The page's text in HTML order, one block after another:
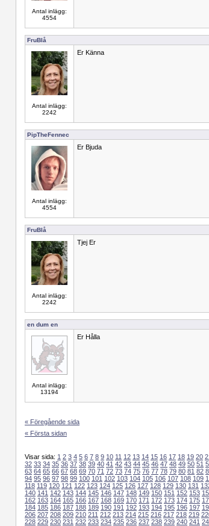
Antal inlägg:
4554
FruBlå
Antal inlägg:
2242
Er Känna
PipTheFennec
Antal inlägg:
4554
Er Bjuda
FruBlå
Antal inlägg:
2242
Tjej Er
en dum en
Antal inlägg:
13194
Er Hålla
« Föregående sida
« Första sidan
Visar sida: 1 2 3 4 5 6 7 8 9 10 11 12 13 14 15 16 17 18 19 20
32 33 34 35 36 37 38 39 40 41 42 43 44 45 46 47 48 49 50 51
63 64 65 66 67 68 69 70 71 72 73 74 75 76 77 78 79 80 81 82
94 95 96 97 98 99 100 101 102 103 104 105 106 107 108 109
118 119 120 121 122 123 124 125 126 127 128 129 130 131
140 141 142 143 144 145 146 147 148 149 150 151 152 153
162 163 164 165 166 167 168 169 170 171 172 173 174 175
184 185 186 187 188 189 190 191 192 193 194 195 196 197
206 207 208 209 210 211 212 213 214 215 216 217 218 219
228 229 230 231 232 233 234 235 236 237 238 239 240 241